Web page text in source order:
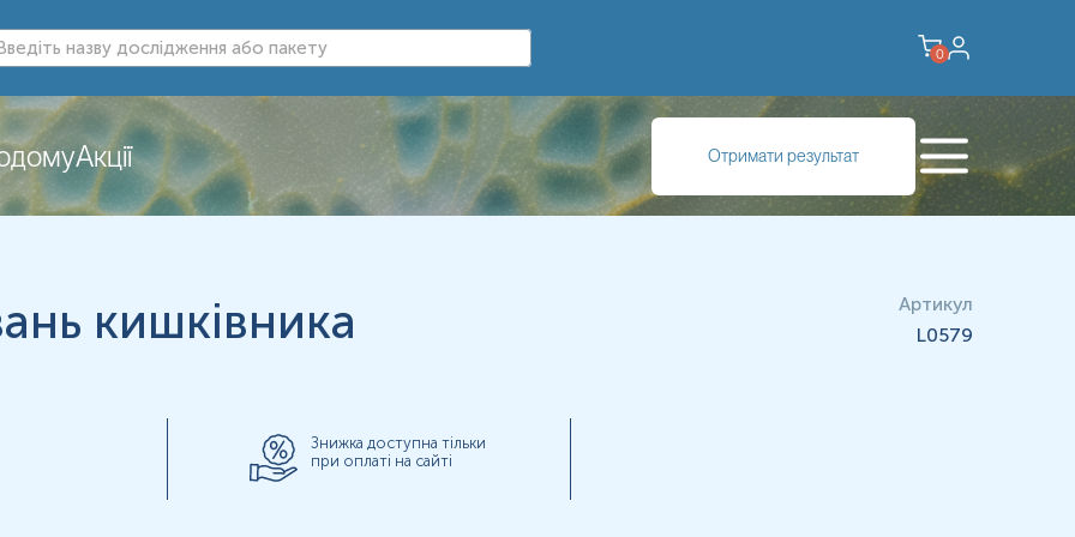
0
Акції Отримати результат
препаратами.
відбір проби проводять у консервант.
кишківника
Артикул
L0579
Знижка доступна тільки
при оплаті на сайті